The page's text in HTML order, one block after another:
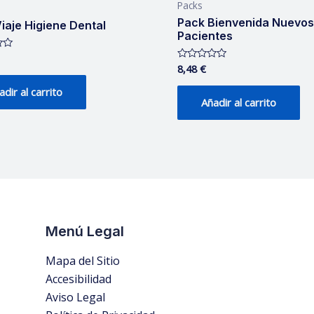
Higiene Dental
al carrito
Packs
Pack Bienvenida Nuevos
Pacientes
Valorado
con
0
8,48€
Añadir al carrito
Menú Legal
Mapa del Sitio
Accesibilidad
Aviso Legal